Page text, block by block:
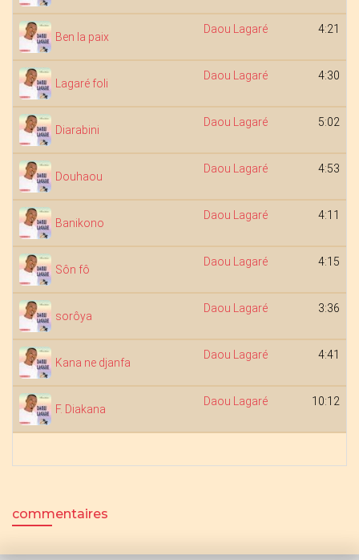
Ben la paix
Daou Lagaré 4:21
Lagaré foli
Daou Lagaré 4:30
Diarabini
Daou Lagaré 5:02
Douhaou
Daou Lagaré 4:53
Banikono
Daou Lagaré 4:11
Sôn fô
Daou Lagaré 4:15
sorôya
Daou Lagaré 3:36
Kana ne djanfa
Daou Lagaré 4:41
F. Diakana
Daou Lagaré 10:12
commentaires